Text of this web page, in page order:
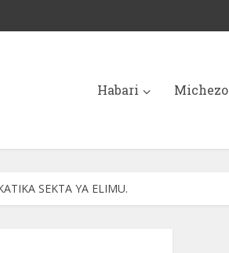
Habari Michezo
SEKTA YA ELIMU.